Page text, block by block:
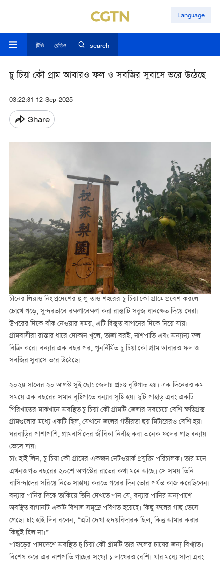
Language
টিভি রেডিও search
চু চিয়া কৌ গ্রাম আবারও ফল ও সবজির সুবাসে ভরে উঠেছে
03:22:31 12-Sep-2025
Share
চীনের লিয়াও নিং প্রদেশের হু লু তাও শহরের চু চিয়া কৌ গ্রামে প্রবেশ করলে
চোখে পড়ে, সুন্দরভাবে রক্ষণাবেক্ষণ করা রাস্তাটি সবুজ ধানক্ষেত দিয়ে ঘেরা।
উপরের দিকে বাঁক নেওয়ার সময়, এটি বিস্তৃত বাগানের দিকে নিয়ে যায়।
গ্রামবাসীরা রাস্তার ধারে দোকান খুলে, তাজা বরই, নাশপাতি এবং অন্যান্য ফল
বিক্রি করে। বন্যার এক বছর পর, পুনর্নির্মিত চু চিয়া কৌ গ্রাম আবারও ফল ও
সবজির সুবাসে ভরে উঠেছে।
২০২৪ সালের ২০ আগস্ট সুই ছোং জেলায় প্রচণ্ড বৃষ্টিপাত হয়। এক দিনেরও কম
সময়ে এক বছরের সমান বৃষ্টিপাতে বন্যার সৃষ্টি হয়। দুটি পাহাড় এবং একটি
গিরিখাতের মাঝখানে অবস্থিত চু চিয়া কৌ গ্রামটি জেলার সবচেয়ে বেশি ক্ষতিগ্রস্ত
গ্রামগুলোর মধ্যে একটি ছিল, যেখানে জলের গভীরতা ছয় মিটারেরও বেশি হয়।
ঘরবাড়ির পাশাপাশি, গ্রামবাসীদের জীবিকা নির্বাহ করা অনেক ফলের গাছ বন্যায়
ভেসে যায়।
চাং হাই লিন, চু চিয়া কৌ গ্রামের একজন নেটওয়ার্ক প্রযুক্তি পরিচালক। তার মনে
এখনও গত বছরের ২০শে আগস্টের রাতের কথা মনে আছে। সে সময় তিনি
বাসিন্দাদের সরিয়ে নিতে সাহায্য করতে পরের দিন ভোর পর্যন্ত কাজ করেছিলেন।
বন্যার পানির দিকে তাকিয়ে তিনি দেখতে পান যে, বন্যার পানির অন্যপাশে
অবস্থিত বাগানটি একটি বিশাল সমুদ্রে পরিণত হয়েছে। কিছু ফলের গাছ ভেসে
গেছে। চাং হাই লিন বলেন, “এটা দেখা হৃদয়বিদারক ছিল, কিন্তু আমার করার
কিছুই ছিল না।”
পাহাড়ের পাদদেশে অবস্থিত চু চিয়া কৌ গ্রামটি তার ফলের চাষের জন্য বিখ্যাত।
বিশেষ করে এর নাশপাতি গাছের সংখ্যা ১ লাখেরও বেশি। যার মধ্যে সাদা এবং